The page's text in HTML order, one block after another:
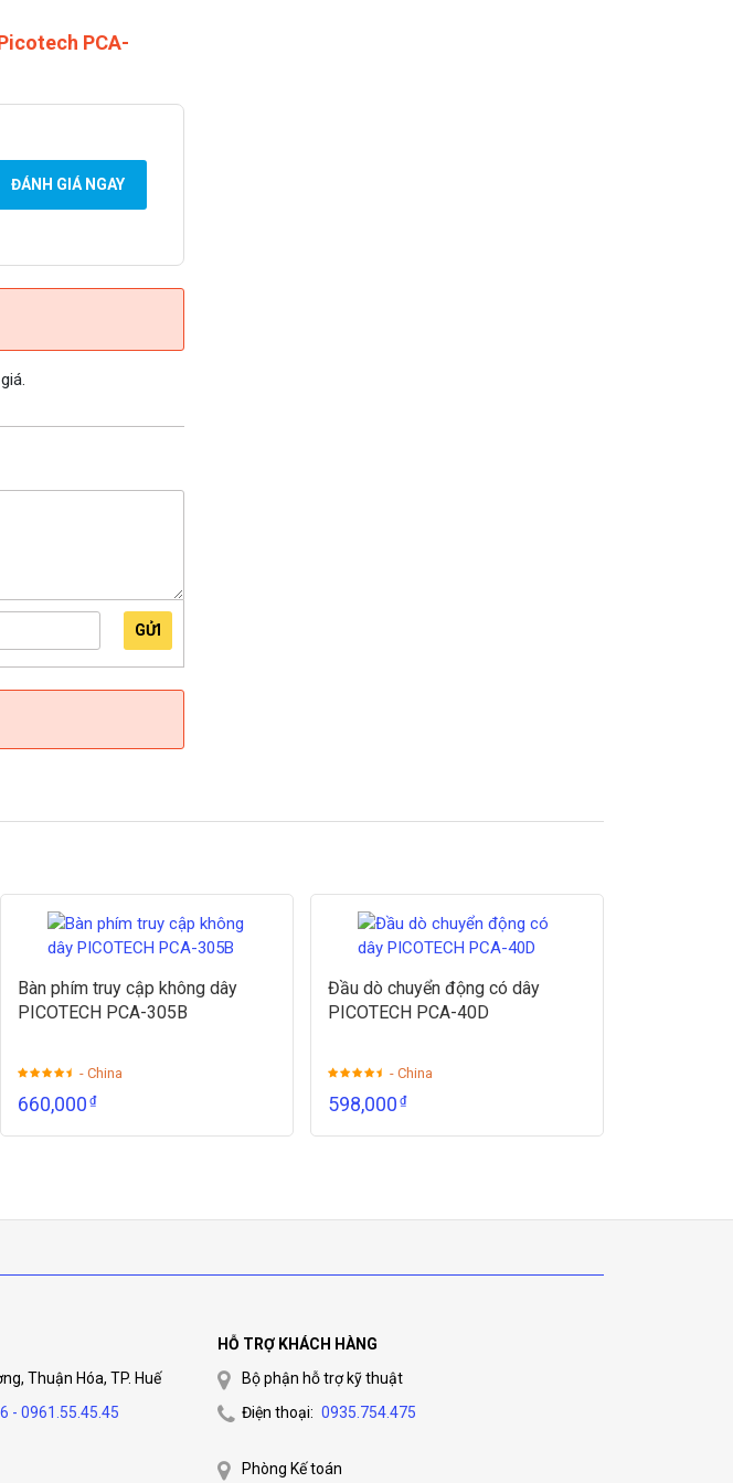
PCA-
ĐÁNH GIÁ NGAY
GỬI
Bàn phím truy cập không dây
PICOTECH PCA-305B
- China
660,000₫
Đầu dò chuyển động có dây
PICOTECH PCA-40D
- China
598,000₫
Thuận Hóa, TP. Huế
- 0961.55.45.45
HỖ TRỢ KHÁCH HÀNG
Bộ phận hỗ trợ kỹ thuật
Điện thoại: 0935.754.475
Phòng Kế toán